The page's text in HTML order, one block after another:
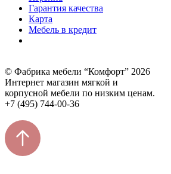
Гарантия качества
Карта
Мебель в кредит
© Фабрика мебели “Комфорт” 2026
Интернет магазин мягкой и
корпусной мебели по низким ценам.
+7 (495) 744-00-36